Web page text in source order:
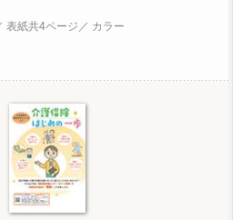
表紙共4ページ／ カラー